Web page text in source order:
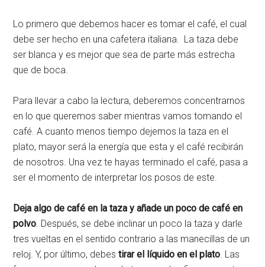
Lo primero que debemos hacer es tomar el café, el cual
debe ser hecho en una cafetera italiana. La taza debe
ser blanca y es mejor que sea de parte más estrecha
que de boca.
Para llevar a cabo la lectura, deberemos concentrarnos
en lo que queremos saber mientras vamos tomando el
café. A cuanto menos tiempo dejemos la taza en el
plato, mayor será la energía que esta y el café recibirán
de nosotros. Una vez te hayas terminado el café, pasa a
ser el momento de interpretar los posos de este.
Deja algo de café en la taza y añade un poco de café en
polvo. Después, se debe inclinar un poco la taza y darle
tres vueltas en el sentido contrario a las manecillas de un
reloj. Y, por último, debestirar el líquido en el plato. Las